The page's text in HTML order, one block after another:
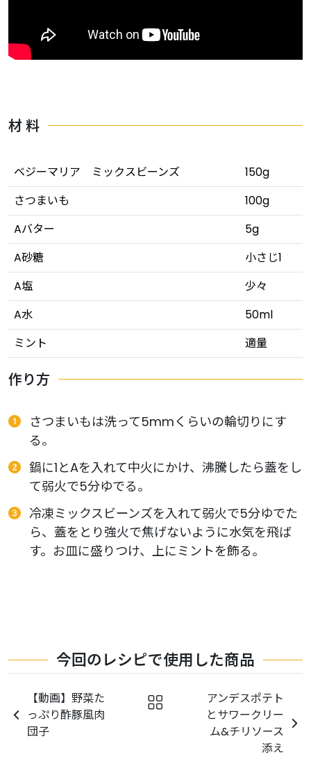
材 料
ベジーマリア ミックスビーンズ
150g
さつまいも
100g
Aバター
5g
A砂糖
小さじ1
A塩
少々
A水
50ml
ミント
適量
作り方
さつまいもは洗って5mmくらいの輪切りにす
る。
鍋に1とAを入れて中火にかけ、沸騰したら蓋をし
て弱火で5分ゆでる。
冷凍ミックスビーンズを入れて弱火で5分ゆでた
ら、蓋をとり強火で焦げないように水気を飛ば
す。お皿に盛りつけ、上にミントを飾る。
今回のレシピで使用した商品
【動画】野菜た
っぷり酢豚風肉
団子
アンデスポテト
とサワークリー
ム&チリソース
添え